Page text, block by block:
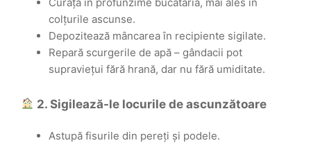
colțurile ascunse.
Depozitează mâncarea în recipiente sigilate.
Repară scurgerile de apă – gândacii pot
supraviețui fără hrană, dar nu fără umiditate.
2. Sigilează-le locurile de ascunzătoare
Astupă fisurile din pereți și podele.